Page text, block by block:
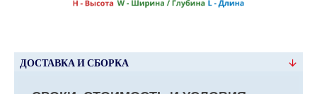
ДОСТАВКА И СБОРКА